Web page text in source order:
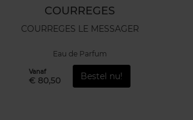
COURREGES
COURREGES LE MESSAGER
Eau de Parfum
Vanaf
€ 80,50 Bestel nu!